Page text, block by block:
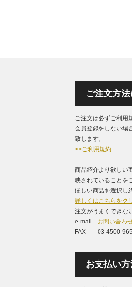
ご注文方
ご注文は必ずご利用
会員登録をしない場
致します。
>>ご利用規約
商品紹介より欲しい
映されていることを
ほしい商品を選択し
詳しくはこちらをク
注文がうまくできな
e-mail お問い合わ
FAX 03-4500-
お支払い方